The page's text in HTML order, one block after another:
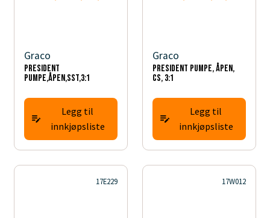
Graco
PRESIDENT
PUMPE,ÅPEN,SST,3:1
Legg til
innkjøpsliste
Graco
PRESIDENT PUMPE, ÅPEN,
CS, 3:1
Legg til
innkjøpsliste
17E229 17W012